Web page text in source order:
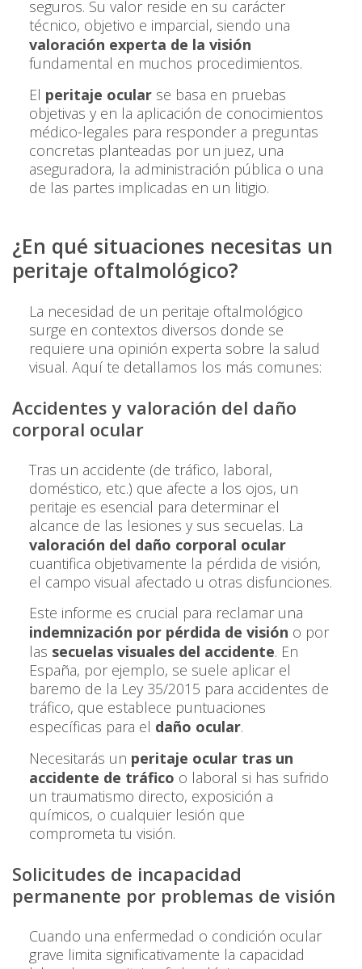
seguros. Su valor reside en su carácter
técnico, objetivo e imparcial, siendo una
valoración experta de la visión
fundamental en muchos procedimientos.
El peritaje ocularse basa en pruebas
objetivas y en la aplicación de conocimientos
médico-legales para responder a preguntas
concretas planteadas por un juez, una
aseguradora, la administración pública o una
de las partes implicadas en un litigio.
¿En qué situaciones necesitas un
peritaje oftalmológico?
La necesidad de un peritaje oftalmológico
surge en contextos diversos donde se
requiere una opinión experta sobre la salud
visual. Aquí te detallamos los más comunes:
Accidentes y valoración del daño
corporal ocular
Tras un accidente (de tráfico, laboral,
doméstico, etc.) que afecte a los ojos, un
peritaje es esencial para determinar el
alcance de las lesiones y sus secuelas. La
valoración del daño corporal ocular
cuantifica objetivamente la pérdida de visión,
el campo visual afectado u otras disfunciones.
Este informe es crucial para reclamar una
indemnización por pérdida de visión o por
las secuelas visuales del accidente. En
España, por ejemplo, se suele aplicar el
baremo de la Ley 35/2015 para accidentes de
tráfico, que establece puntuaciones
específicas para el daño ocular.
Necesitarás un peritaje ocular tras un
accidente de tráfico o laboral si has sufrido
un traumatismo directo, exposición a
químicos, o cualquier lesión que
comprometa tu visión.
Solicitudes de incapacidad
permanente por problemas de visión
Cuando una enfermedad o condición ocular
grave limita significativamente la capacidad